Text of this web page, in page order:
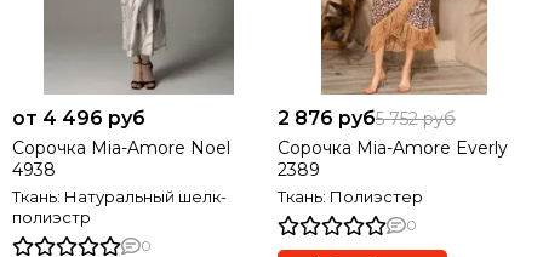
от 4 496 руб
Сорочка Mia-Amore Noel
4938
Ткань: Натуральный шелк-
полиэстр
0
2 876 руб5 752 руб
Сорочка Mia-Amore Everly
2389
Ткань: Полиэстер
0